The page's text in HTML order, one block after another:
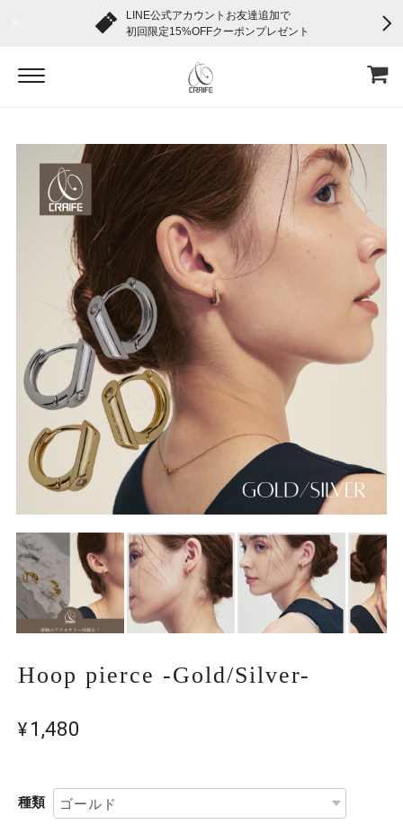
LINE公式アカウントお友達追加で
初回限定15%OFFクーポンプレゼント
Hoop pierce -Gold/Silver-
¥1,480
種類